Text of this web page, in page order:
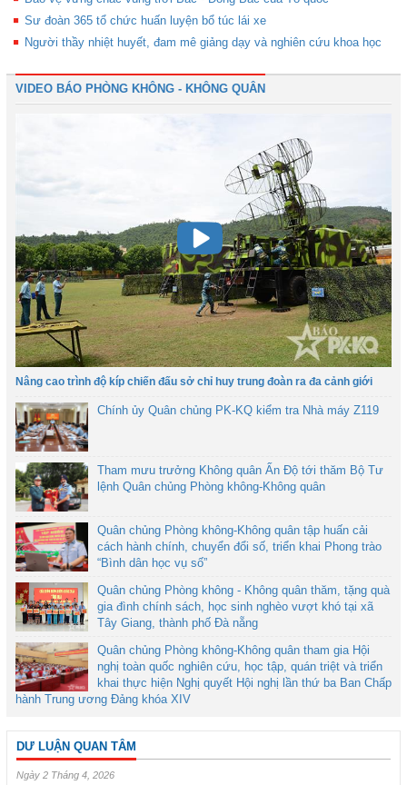
Sư đoàn 365 tổ chức huấn luyện bổ túc lái xe
Người thầy nhiệt huyết, đam mê giảng dạy và nghiên cứu khoa học
VIDEO BÁO PHÒNG KHÔNG - KHÔNG QUÂN
Nâng cao trình độ kíp chiến đấu sở chỉ huy trung đoàn ra đa cảnh giới
Chính ủy Quân chủng PK-KQ kiểm tra Nhà máy Z119
Tham mưu trưởng Không quân Ấn Độ tới thăm Bộ Tư
lệnh Quân chủng Phòng không-Không quân
Quân chủng Phòng không-Không quân tập huấn cải
cách hành chính, chuyển đổi số, triển khai Phong trào
“Bình dân học vụ số”
Quân chủng Phòng không - Không quân thăm, tặng quà
gia đình chính sách, học sinh nghèo vượt khó tại xã
Tây Giang, thành phố Đà nẵng
Quân chủng Phòng không-Không quân tham gia Hội
nghị toàn quốc nghiên cứu, học tập, quán triệt và triển
khai thực hiện Nghị quyết Hội nghị lần thứ ba Ban Chấp
hành Trung ương Đảng khóa XIV
DƯ LUẬN QUAN TÂM
Ngày 2 Tháng 4, 2026